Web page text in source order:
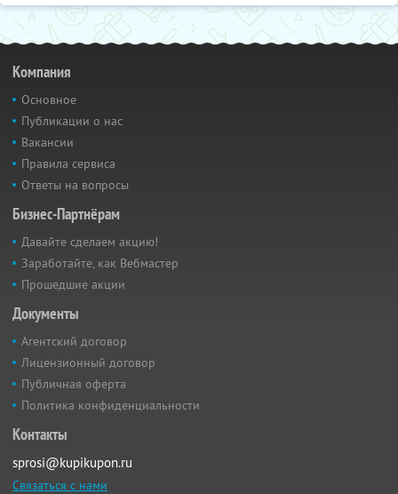
Компания
Основное
Публикации о нас
Вакансии
Правила сервиса
Ответы на вопросы
Бизнес-Партнёрам
Давайте сделаем акцию!
Заработайте, как Вебмастер
Прошедшие акции
Документы
Агентский договор
Лицензионный договор
Публичная оферта
Политика конфиденциальности
Контакты
sprosi@kupikupon.ru
Связаться с нами